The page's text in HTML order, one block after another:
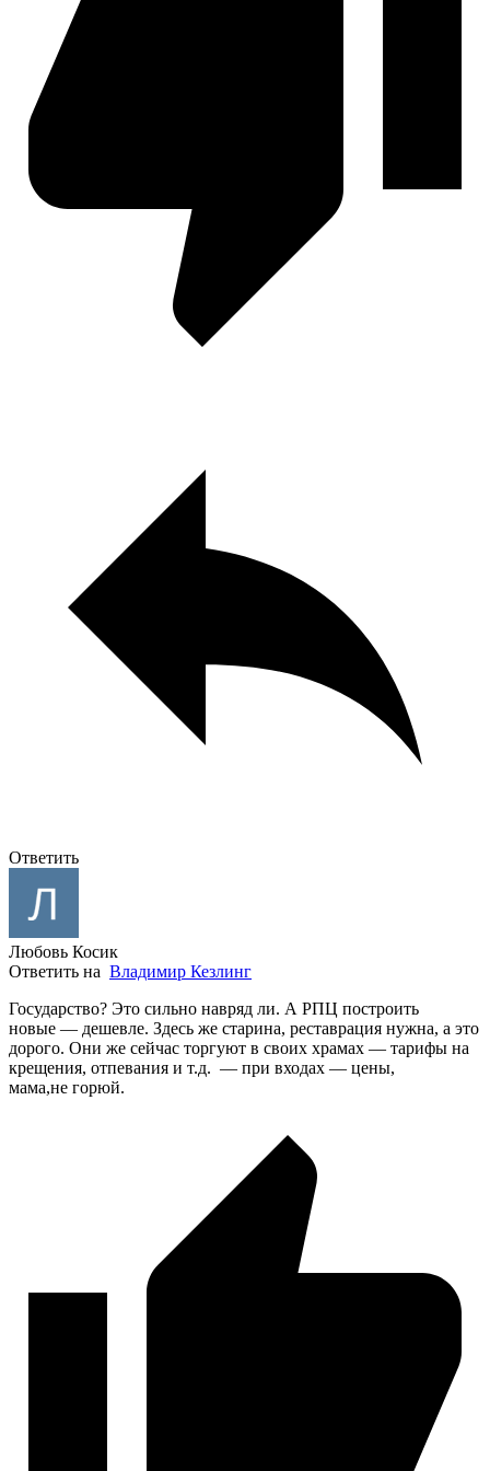
Ответить
Любовь Косик
Ответить на Владимир Кезлинг
Государство? Это сильно навряд ли. А РПЦ построить
новые — дешевле. Здесь же старина, реставрация нужна, а это
дорого. Они же сейчас торгуют в своих храмах — тарифы на
крещения, отпевания и т.д. — при входах — цены,
мама,не горюй.